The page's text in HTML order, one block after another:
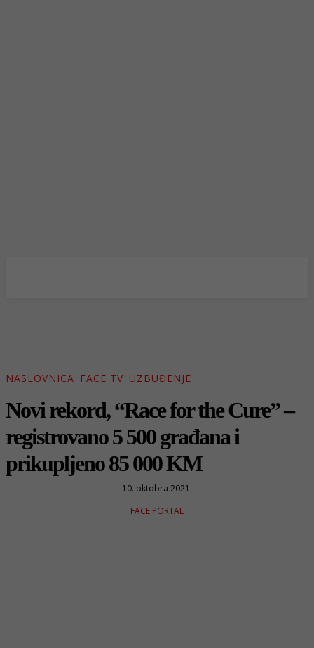
NASLOVNICA FACE TV UZBUĐENJE
Novi rekord, “Race for the Cure” –
registrovano 5 500 građana i
prikupljeno 85 000 KM
10. oktobra 2021.
FACE PORTAL